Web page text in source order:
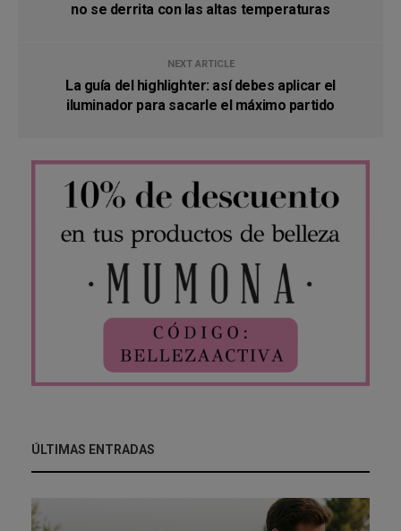
no se derrita con las altas temperaturas
NEXT ARTICLE
La guía del highlighter: así debes aplicar el
iluminador para sacarle el máximo partido
ÚLTIMAS ENTRADAS